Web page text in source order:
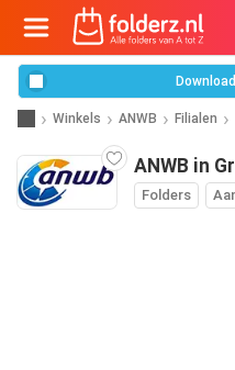
Winkels ANWB Filialen
ANWB in
Folders